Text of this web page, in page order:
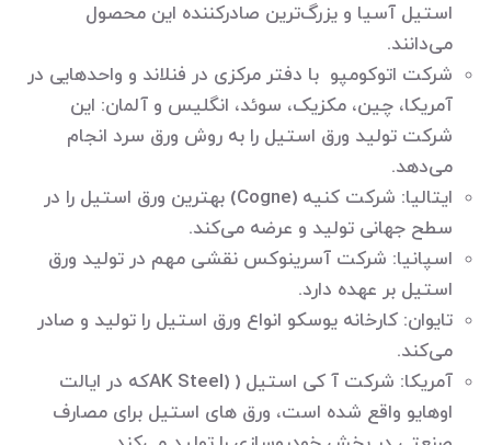
استیل آسیا و یزرگ‌ترین صادرکننده این محصول
می‌دانند.
شرکت اتوکومپو با دفتر مرکزی در فنلاند و واحدهایی در
آمریکا، چین، مکزیک، سوئد، انگلیس و آلمان: این
شرکت تولید ورق استیل را به روش ورق سرد انجام
می‌دهد.
ایتالیا: شرکت کنیه (Cogne) بهترین ورق استیل را در
سطح جهانی تولید و عرضه می‌کند.
اسپانیا: شرکت آسرینوکس نقشی مهم در تولید ورق
استیل بر عهده دارد.
تایوان: کارخانه یوسکو انواع ورق استیل را تولید و صادر
می‌کند.
آمریکا: شرکت آ کی استیل ( (AK Steelکه در ایالت
اوهایو واقع شده است، ورق های استیل برای مصارف